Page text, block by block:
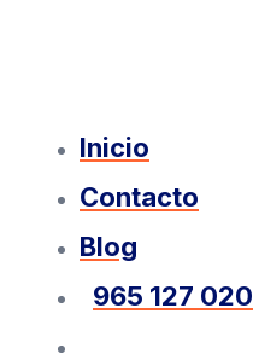
Inicio
Contacto
Blog
965 127 020